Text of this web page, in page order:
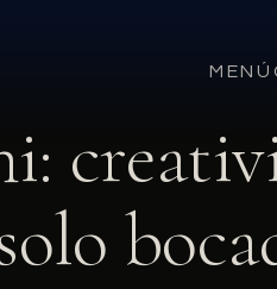
MENÚ